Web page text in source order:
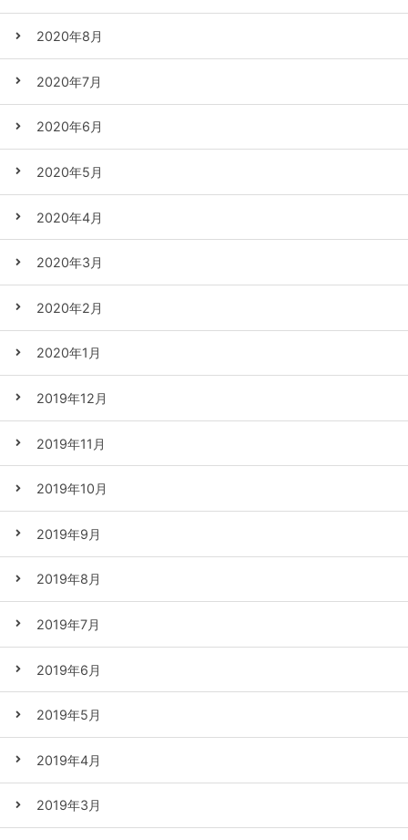
2020年8月
2020年7月
2020年6月
2020年5月
2020年4月
2020年3月
2020年2月
2020年1月
2019年12月
2019年11月
2019年10月
2019年9月
2019年8月
2019年7月
2019年6月
2019年5月
2019年4月
2019年3月